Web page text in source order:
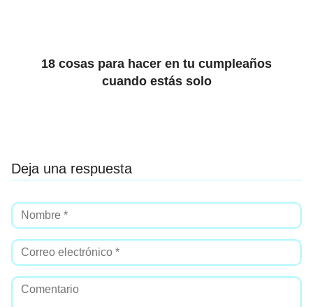
18 cosas para hacer en tu cumpleaños
cuando estás solo
Deja una respuesta